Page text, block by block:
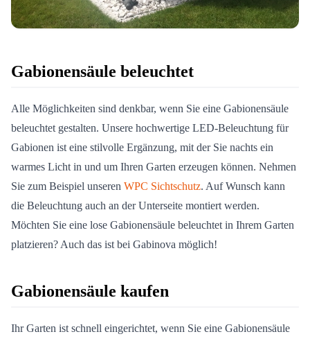
Gabionensäule beleuchtet
Alle Möglichkeiten sind denkbar, wenn Sie eine Gabionensäule
beleuchtet gestalten. Unsere hochwertige LED-Beleuchtung für
Gabionen ist eine stilvolle Ergänzung, mit der Sie nachts ein
warmes Licht in und um Ihren Garten erzeugen können. Nehmen
Sie zum Beispiel unseren WPC Sichtschutz. Auf Wunsch kann
die Beleuchtung auch an der Unterseite montiert werden.
Möchten Sie eine lose Gabionensäule beleuchtet in Ihrem Garten
platzieren? Auch das ist bei Gabinova möglich!
Gabionensäule kaufen
Ihr Garten ist schnell eingerichtet, wenn Sie eine Gabionensäule